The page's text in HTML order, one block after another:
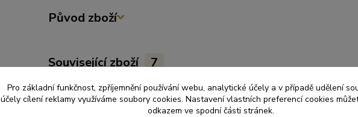
Původ zboží
Související zboží 7
Pro základní funkčnost, zpříjemnění používání webu, analytické účely a v případě udělení
účely cílení reklamy využíváme soubory cookies. Nastavení vlastních preferencí cookies
odkazem ve spodní části stránek.